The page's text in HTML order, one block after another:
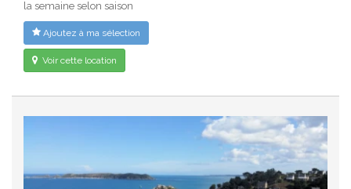
la semaine selon saison
Ajoutez à ma sélection
Voir cette location